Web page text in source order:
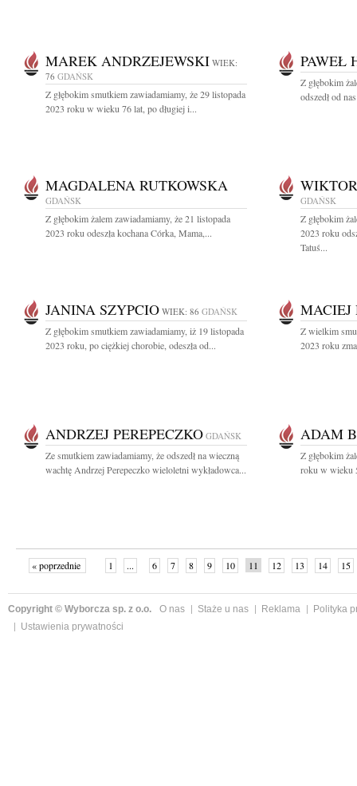
MAREK ANDRZEJEWSKI WIEK:
76 GDAŃSK
Z głębokim smutkiem zawiadamiamy, że 29 listopada
2023 roku w wieku 76 lat, po długiej i...
PAWEŁ
Z głębokim
odszedł od
MAGDALENA RUTKOWSKA
GDAŃSK
Z głębokim żalem zawiadamiamy, że 21 listopada
2023 roku odeszła kochana Córka, Mama,...
GDAŃSK
Z głębokim
2023 roku
Tatuś...
JANINA SZYPCIO WIEK: 86 GDAŃSK
Z głębokim smutkiem zawiadamiamy, iż 19 listopada
2023 roku, po ciężkiej chorobie, odeszła od...
MACIEJ
Z wielkim
2023 roku
ANDRZEJ PEREPECZKO GDAŃSK
Ze smutkiem zawiadamiamy, że odszedł na wieczną
wachtę Andrzej Perepeczko wieloletni wykładowca...
ADAM
Z głębokim
roku w wieku
« poprzednie 1 ... 6 7 8 9 10 11 12 13 14 15
Copyright © Wyborcza sp. z o.o. O nas Staże u nas Reklama
Polityka
Ustawienia prywatności